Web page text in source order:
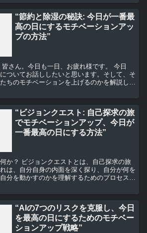
“節約と除湿の秘訣: 今日が一番最
高の日にするモチベーションアッ
プの方法”
さん。今日も一日、お疲れ様です。 今日
ついてお話ししたいと思います。そして、そ
ちのモチベーションを上げるのかを解説しま
“ビジョンクエスト: 自己探求の旅
でモチベーションアップ、今日が
一番最高の日にする方法”
か？ ビジョンクエストとは、自己探求の旅
は、自分自身の内面を深く探り、自分が何を
分を動かすのかを理解するためのプロセスで
“AIの7つのリスクを克服し、今日
を最高の日にするためのモチベー
ションアップ戦略”